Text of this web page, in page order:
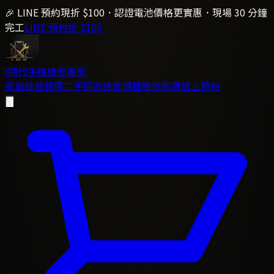
🎉 LINE 預約現折 $100．認證電池價格更實惠．現場 30 分鐘
完工LINE 預約折 $100
i時代手機維修專家
商城維修報價二手回收維修課程維修知識線上預約